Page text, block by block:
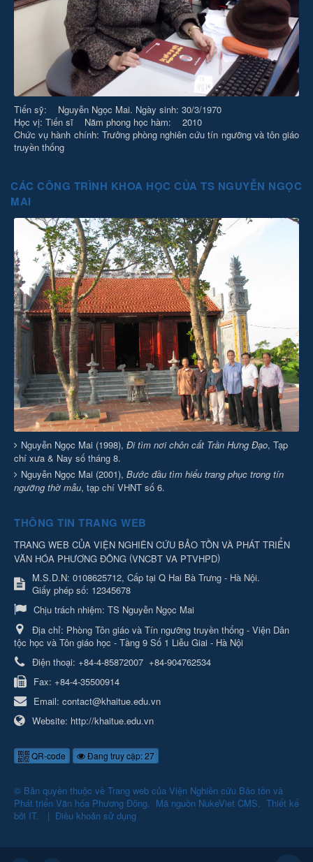
Tiến sỹ: Nguyễn Ngọc Mai. Ngày sinh: 30/3/1970
Học vị: Tiến sĩ Năm phong học hàm: 2010
Chức vụ hành chính: Trưởng phòng nghiên cứu tín ngưỡng và tôn giáo
truyền thống
CÁC CÔNG TRÌNH KHOA HỌC CỦA TS NGUYỄN NGỌC
MAI
Nguyễn Ngọc Mai (1998), Đi tìm nơi chôn cất Trần Hưng Đạo, Tạp
chí xưa & Nay số tháng 8.
Nguyễn Ngọc Mai (2001), Bước đầu tìm hiểu trang phục trong tín
ngưỡng thờ mẫu, tạp chí VHNT số 6.
THÔNG TIN TRANG WEB
TRANG WEB CỦA VIỆN NGHIÊN CỨU BẢO TỒN VÀ PHÁT TRIỂN
VĂN HÓA PHƯƠNG ĐÔNG (VNCBT VA PTVHPD)
M.S.D.N: 0108625712, Cấp tại Q Hai Bà Trưng - Hà Nội.
Giấy phép số: 12345678
Chịu trách nhiệm: TS Nguyễn Ngọc Mai
Địa chỉ: Phòng Tôn giáo và Tín ngưỡng truyền thống - Viện Dân
tộc học và Tôn giáo học - Tầng 9 Số 1 Liễu Giai - Hà Nội
Điện thoại: +84-4-85872007 +84-904762534
Fax: +84-4-35500914
Email: contact@khaitue.edu.vn
Website: http://khaitue.edu.vn
QR-code Đang truy cập: 27
© Bản quyền thuộc về Trang web của Viện Nghiên cứu Bảo tồn và
Phát triển Văn hóa Phương Đông. Mã nguồn NukeViet CMS. Thiết kế
bởi IT. | Điều khoản sử dụng